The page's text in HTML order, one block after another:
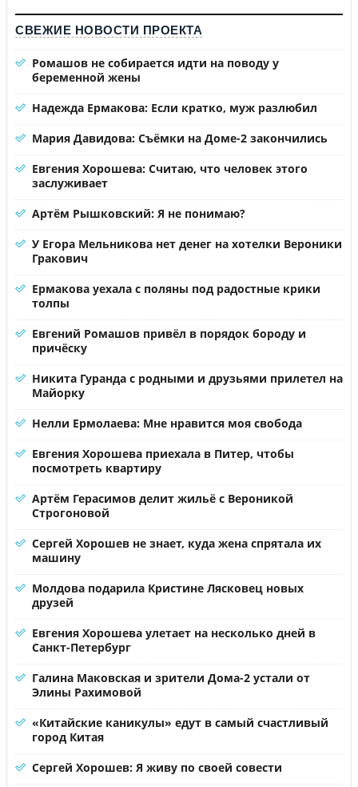
СВЕЖИЕ НОВОСТИ ПРОЕКТА
Ромашов не собирается идти на поводу у
беременной жены
Надежда Ермакова: Если кратко, муж разлюбил
Мария Давидова: Съёмки на Доме-2 закончились
Евгения Хорошева: Считаю, что человек этого
заслуживает
Артём Рышковский: Я не понимаю?
У Егора Мельникова нет денег на хотелки Вероники
Гракович
Ермакова уехала с поляны под радостные крики
толпы
Евгений Ромашов привёл в порядок бороду и
причёску
Никита Гуранда с родными и друзьями прилетел на
Майорку
Нелли Ермолаева: Мне нравится моя свобода
Евгения Хорошева приехала в Питер, чтобы
посмотреть квартиру
Артём Герасимов делит жильё с Вероникой
Строгоновой
Сергей Хорошев не знает, куда жена спрятала их
машину
Молдова подарила Кристине Лясковец новых
друзей
Евгения Хорошева улетает на несколько дней в
Санкт-Петербург
Галина Маковская и зрители Дома-2 устали от
Элины Рахимовой
«Китайские каникулы» едут в самый счастливый
город Китая
Сергей Хорошев: Я живу по своей совести